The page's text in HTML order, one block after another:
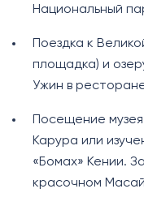
Национальный
Поездка к
площадка) и
Ужин в
Посещение
Карура или
«Бомах» Кении.
красочном